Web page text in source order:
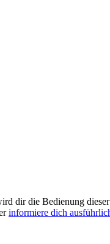
dir die Bedienung
informiere dich